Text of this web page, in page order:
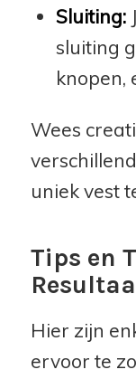
Sluiting:
sluiting
knopen,
Wees
uniek vest
Tips en
Hier zijn
ervoor te